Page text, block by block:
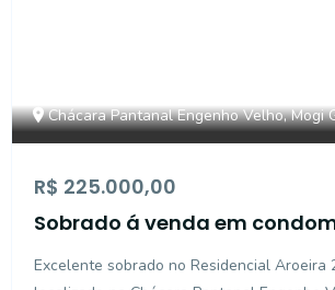
Chácara Pantanal Engenho Velho, Mogi
R$ 225.000,00
Sobrado á venda em
Engenho Velho - Mogi Guaçu/
Excelente sobrado no Residencial Aroeira